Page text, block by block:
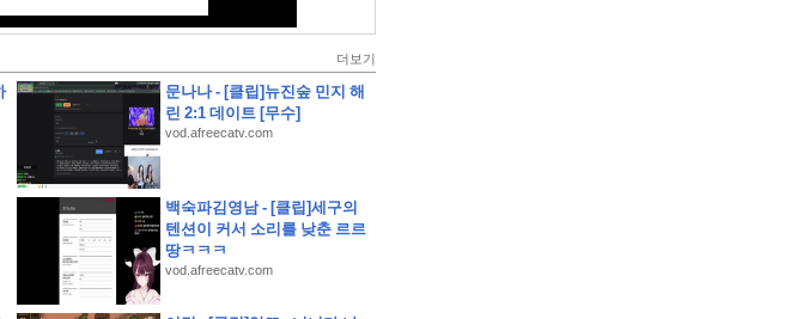
요!
더보기
문나나 - [클립]뉴진숲 민지 해
린 2:1 데이트 [무수]
vod.afreecatv.com
백숙파김영남 - [클립]세구의
텐션이 커서 소리를 낮춘 르르
땅ㅋㅋㅋ
vod.afreecatv.com